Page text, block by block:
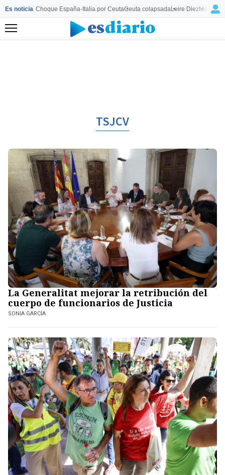
Es noticia Choque España-Italia por CeutaCeuta colapsadaLeire Diez
Menú
TSJCV
La Generalitat mejorar la retribución del
cuerpo de funcionarios de Justicia
SONIA GARCÍA